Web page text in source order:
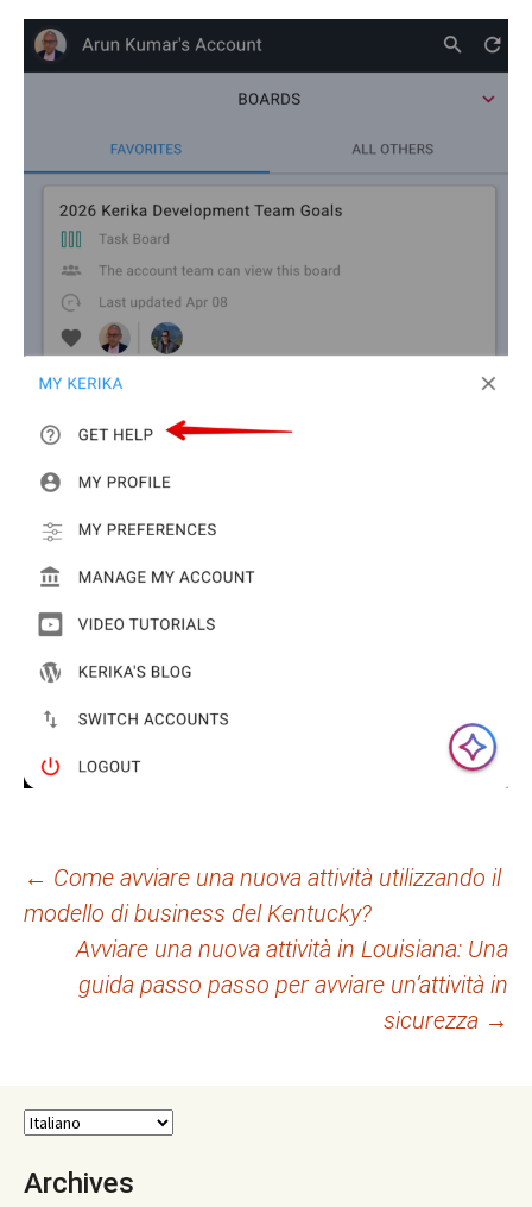
Navigazione
articolo
← Come avviare una nuova attività utilizzando il
modello di business del Kentucky?
Avviare una nuova attività in Louisiana: Una
guida passo passo per avviare un’attività in
sicurezza →
Archives